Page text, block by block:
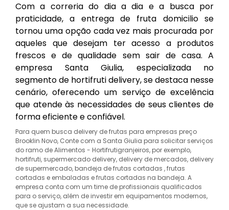
Com a correria do dia a dia e a busca por
praticidade, a entrega de fruta domicilio se
tornou uma opção cada vez mais procurada por
aqueles que desejam ter acesso a produtos
frescos e de qualidade sem sair de casa. A
empresa Santa Giulia, especializada no
segmento de hortifruti delivery, se destaca nesse
cenário, oferecendo um serviço de excelência
que atende às necessidades de seus clientes de
forma eficiente e confiável.
Para quem busca delivery de frutas para empresas preço
Brooklin Novo, Conte com a Santa Giulia para solicitar serviços
do ramo de Alimentos - Hortifrutigranjeiros, por exemplo,
hortifruti, supermercado delivery, delivery de mercados, delivery
de supermercado, bandeja de frutas cortadas , frutas
cortadas e embaladas e frutas cortadas na bandeja. A
empresa conta com um time de profissionais qualificados
para o serviço, além de investir em equipamentos modernos,
que se ajustam a sua necessidade.